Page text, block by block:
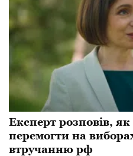
Експерт розповів,
перемогти на
втручанню рф